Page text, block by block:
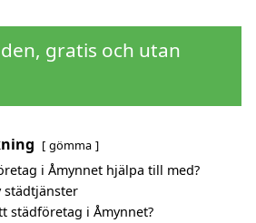
gratis och utan
gömma
i Åmynnet hjälpa till med?
städtjänster
städföretag i Åmynnet?